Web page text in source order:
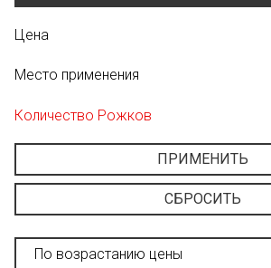
Цена
Место применения
Количество Рожков
ПРИМЕНИТЬ
СБРОСИТЬ